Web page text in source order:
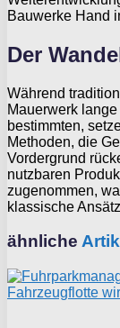
Bauwerke Hand
Der
Während
Mauerwerk
bestimmten,
Methoden, die
Vordergrund
nutzbaren
zugenommen,
klassische
ähnliche